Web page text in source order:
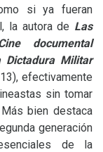
si ya fueran
la autora de Las
documental
Dictadura Militar
efectivamente
sin tomar
bien destaca
generación
de la